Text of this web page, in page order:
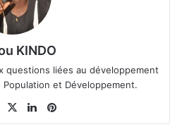
KINDO
questions liées au développement
et Développement.
Fa
ce
X
Lin
ke ter